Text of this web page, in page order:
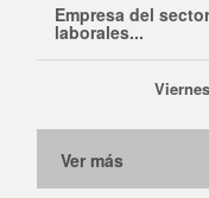
Empresa del
laborales...
Ver más